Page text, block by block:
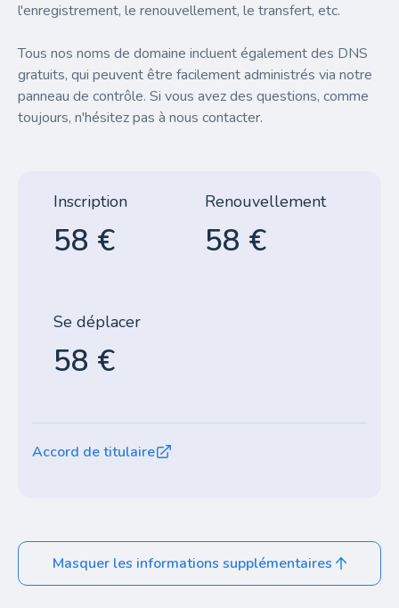
l'enregistrement, le renouvellement, le transfert, etc.
Tous nos noms de domaine incluent également des DNS
gratuits, qui peuvent être facilement administrés via notre
panneau de contrôle. Si vous avez des questions, comme
toujours, n'hésitez pas à nous contacter.
Inscription
58 €
Renouvellement
58 €
Se déplacer
58 €
Accord de titulaire
Masquer les informations supplémentaires